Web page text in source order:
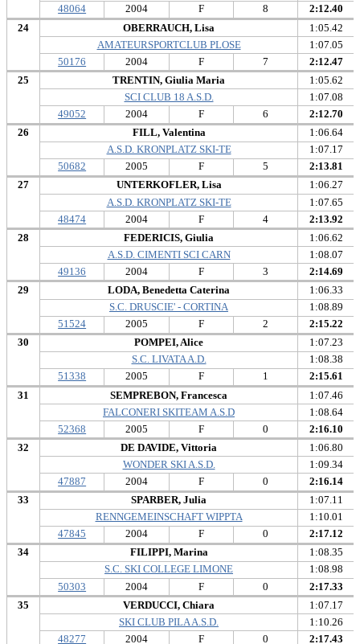
48064 2004 F
2:12.40
8
24
50176
OBERRAUCH, Lisa
2004 F
AMATEURSPORTCLUB PLOSE
1:05.42
1:07.05
2:12.47
7
25
49052
TRENTIN, Giulia Maria
2004 F
SCI CLUB 18 A.S.D.
1:05.62
1:07.08
2:12.70
6
26
50682
FILL, Valentina
2005 F
A.S.D. KRONPLATZ SKI-TE
1:06.64
1:07.17
2:13.81
5
27
48474
UNTERKOFLER, Lisa
2004 F
A.S.D. KRONPLATZ SKI-TE
1:06.27
1:07.65
2:13.92
4
28
49136
FEDERICIS, Giulia
2004 F
A.S.D. CIMENTI SCI CARN
1:06.62
1:08.07
2:14.69
3
29
51524
LODA, Benedetta Caterina
2005 F
S.C. DRUSCIE' - CORTINA
1:06.33
1:08.89
2:15.22
2
30
51338
POMPEI, Alice
2005 F
S.C. LIVATA A.D.
1:07.23
1:08.38
2:15.61
1
31
52368
SEMPREBON, Francesca
2005 F
FALCONERI SKITEAM A.S.D
1:07.46
1:08.64
2:16.10
0
32
47887
DE DAVIDE, Vittoria
2004 F
WONDER SKI A.S.D.
1:06.80
1:09.34
2:16.14
0
33
47845
SPARBER, Julia
2004 F
RENNGEMEINSCHAFT WIPPTA
1:07.11
1:10.01
2:17.12
0
34
50303
FILIPPI, Marina
2004 F
S.C. SKI COLLEGE LIMONE
1:08.35
1:08.98
2:17.33
0
35
48277
VERDUCCI, Chiara
2004 F
SKI CLUB PILA A.S.D.
1:07.17
1:10.26
2:17.43
0